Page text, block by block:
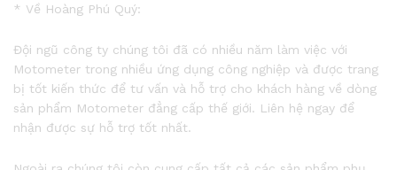
* Về Hoàng Phú Quý:
Đội ngũ công ty chúng tôi đã có nhiều năm làm việc với
Motometer trong nhiều ứng dụng công nghiệp và được trang
bị tốt kiến thức để tư vấn và hỗ trợ cho khách hàng về dòng
sản phẩm Motometer đẳng cấp thế giới. Liên hệ ngay để
nhận được sự hỗ trợ tốt nhất.